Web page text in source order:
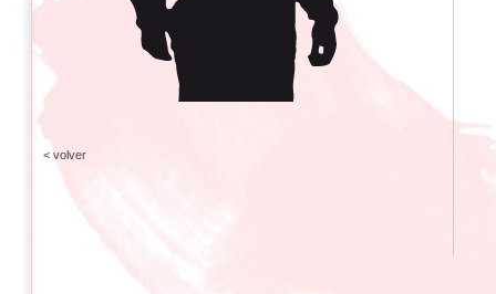
< volver